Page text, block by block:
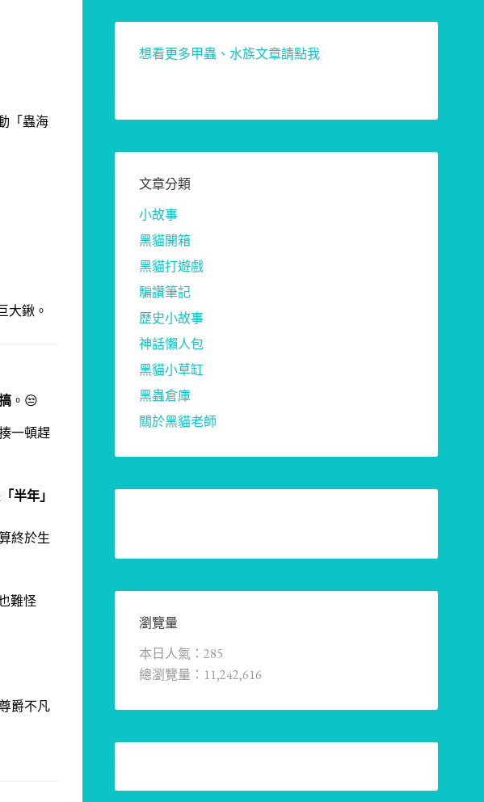
「蟲海
大鍬。
。😒
一頓趕
「半年」
終於生
難怪
爵不凡
想看更多甲蟲、水族文章請點我
文章分類
小故事
黑貓開箱
黑貓打遊戲
騙讚筆記
歷史小故事
神話懶人包
黑貓小草缸
黑蟲倉庫
關於黑貓老師
瀏覽量
本日人氣：285
總瀏覽量：11,242,616